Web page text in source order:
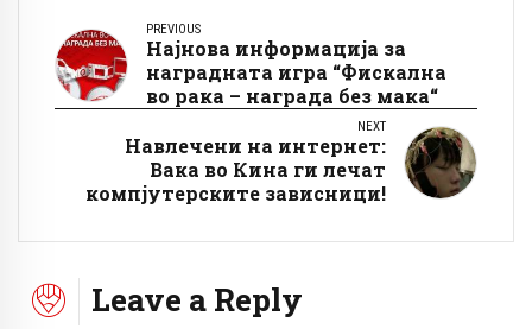
PREVIOUS
Најнова информација за
наградната игра “Фискална
во рака – награда без мака“
NEXT
Навлечени на интернет:
Вака во Кина ги лечат
компјутерските зависници!
Leave a Reply